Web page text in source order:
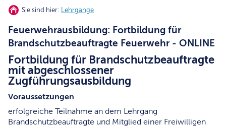
Sie sind hier: Lehrgänge
Feuerwehrausbildung: Fortbildung für
Brandschutzbeauftragte Feuerwehr - ONLINE
Fortbildung für Brandschutzbeauftragte
mit abgeschlossener
Zugführungsausbildung
Voraussetzungen
erfolgreiche Teilnahme an dem Lehrgang
Brandschutzbeauftragte und Mitglied einer Freiwilligen